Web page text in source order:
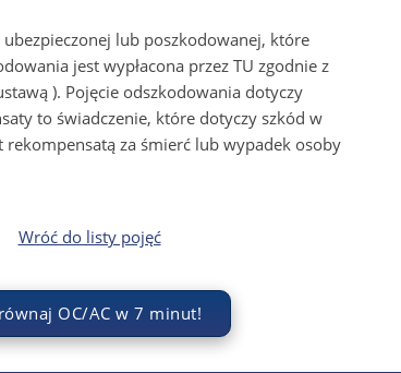
lub poszkodowanej, które
jest wypłacona przez TU zgodnie z
). Pojęcie odszkodowania dotyczy
to świadczenie, które dotyczy szkód w
za śmierć lub wypadek osoby
Wróć do listy pojęć
OC/AC w 7 minut!